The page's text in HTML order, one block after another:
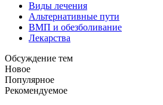
Виды лечения
Альтернативные пути
ВМП и обезболивание
Лекарства
Обсуждение тем
Новое
Популярное
Рекомендуемое